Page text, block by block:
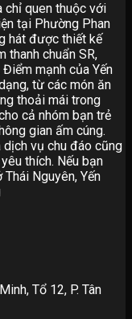
chỉ quen thuộc với
tại Phường Phan
hát được thiết kế
thanh chuẩn SR,
mạnh của Yến
từ các món ăn
thoải mái trong
cả nhóm bạn trẻ
gian ấm cúng.
dịch vụ chu đáo cũng
thích. Nếu bạn
Nguyên, Yến
Tổ 12, P. Tân